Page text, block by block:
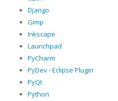
Django
Gimp
Inkscape
Launchpad
PyCharm
PyDev - Eclipse Plugin
PyQt
Python